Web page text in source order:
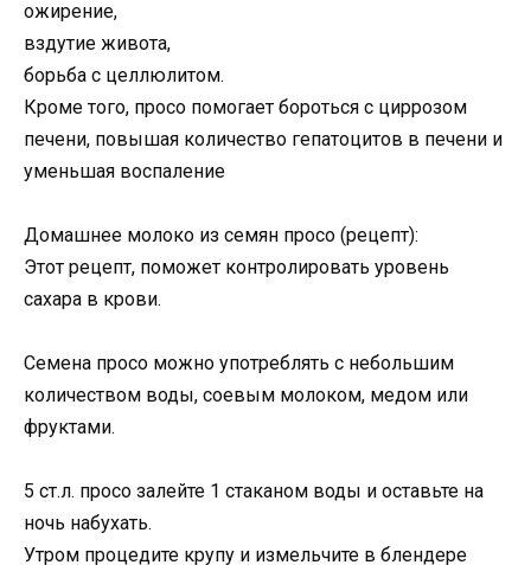
ожирение,
вздутие живота,
борьба с целлюлитом.
Кроме того, просо помогает бороться с циррозом
печени, повышая количество гепатоцитов в печени и
уменьшая воспаление
Домашнее молоко из семян просо (рецепт):
Этот рецепт, поможет контролировать уровень
сахара в крови.
Семена просо можно употреблять с небольшим
количеством воды, соевым молоком, медом или
фруктами.
5 ст.л. просо залейте 1 стаканом воды и оставьте на
ночь набухать.
Утром процедите крупу и измельчите в блендере